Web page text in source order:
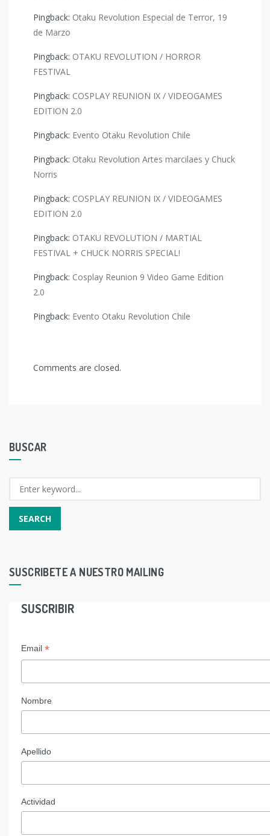
Pingback: Otaku Revolution Especial de Terror, 19
de Marzo
Pingback: OTAKU REVOLUTION / HORROR
FESTIVAL
Pingback: COSPLAY REUNION IX / VIDEOGAMES
EDITION 2.0
Pingback: Evento Otaku Revolution Chile
Pingback: Otaku Revolution Artes marcilaes y Chuck
Norris
Pingback: COSPLAY REUNION IX / VIDEOGAMES
EDITION 2.0
Pingback: OTAKU REVOLUTION / MARTIAL
FESTIVAL + CHUCK NORRIS SPECIAL!
Pingback: Cosplay Reunion 9 Video Game Edition
2.0
Pingback: Evento Otaku Revolution Chile
Comments are closed.
BUSCAR
SUSCRIBETE A NUESTRO MAILING
SUSCRIBIR
Email *
Nombre
Apellido
Actividad